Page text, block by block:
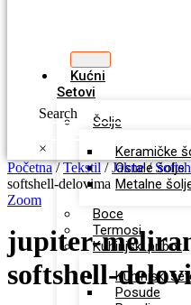
Kućni
Setovi
Šolje
Keramičke
Ostale šolje
Metalne
Boce
Termosi
Kuhinjski pribor
Kuhinjski
Posude
Search
×
Početna/Tekstil/Jakne/
softshell-delovima
Zoom
jupiter-
softshell-